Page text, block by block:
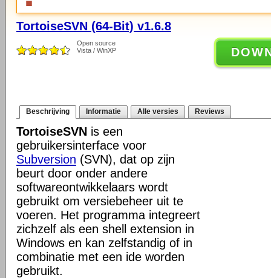
TortoiseSVN (64-Bit) v1.6.8
Open source
Vista / WinXP
Beschrijving Informatie Alle versies Reviews
TortoiseSVN is een
gebruikersinterface voor
Subversion (SVN), dat op zijn
beurt door onder andere
softwareontwikkelaars wordt
gebruikt om versiebeheer uit te
voeren. Het programma integreert
zichzelf als een shell extension in
Windows en kan zelfstandig of in
combinatie met een ide worden
gebruikt.